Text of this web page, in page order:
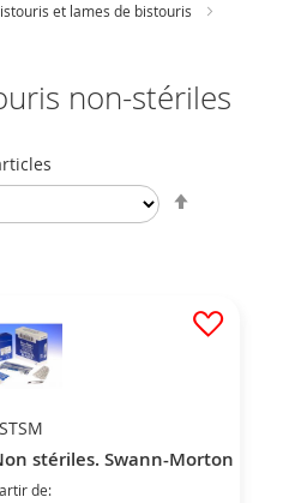
et lames de bistouris
non-stériles
stériles. Swann-Morton
de